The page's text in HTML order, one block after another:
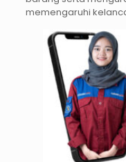
memengaruhi